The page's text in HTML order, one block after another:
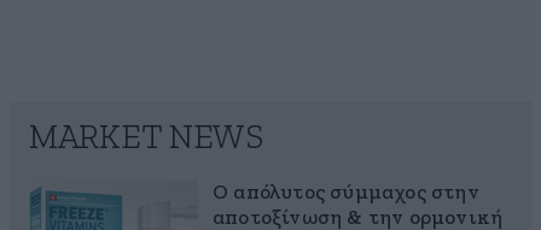
MARKET NEWS
Ο απόλυτος σύμμαχος στην
αποτοξίνωση & την ορμονική